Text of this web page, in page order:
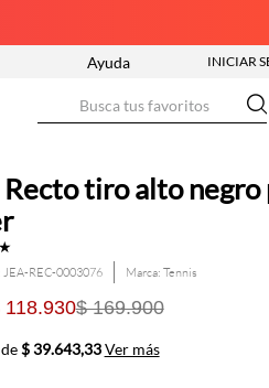
YA ENVÍO GRATIS DESDE
Ayuda
Recto tiro alto negro
★
JEA-REC-0003076 Tennis
118.930$ 169.900
$ 39.643,33 Ver más